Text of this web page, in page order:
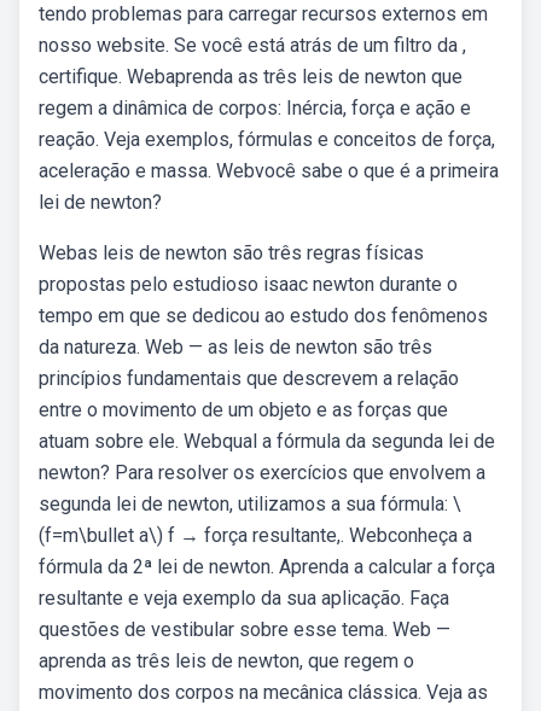
tendo problemas para carregar recursos externos em
nosso website. Se você está atrás de um filtro da ,
certifique. Webaprenda as três leis de newton que
regem a dinâmica de corpos: Inércia, força e ação e
reação. Veja exemplos, fórmulas e conceitos de força,
aceleração e massa. Webvocê sabe o que é a primeira
lei de newton?
Webas leis de newton são três regras físicas
propostas pelo estudioso isaac newton durante o
tempo em que se dedicou ao estudo dos fenômenos
da natureza. Web — as leis de newton são três
princípios fundamentais que descrevem a relação
entre o movimento de um objeto e as forças que
atuam sobre ele. Webqual a fórmula da segunda lei de
newton? Para resolver os exercícios que envolvem a
segunda lei de newton, utilizamos a sua fórmula: \
(f=m\bullet a\) f → força resultante,. Webconheça a
fórmula da 2ª lei de newton. Aprenda a calcular a força
resultante e veja exemplo da sua aplicação. Faça
questões de vestibular sobre esse tema. Web —
aprenda as três leis de newton, que regem o
movimento dos corpos na mecânica clássica. Veja as